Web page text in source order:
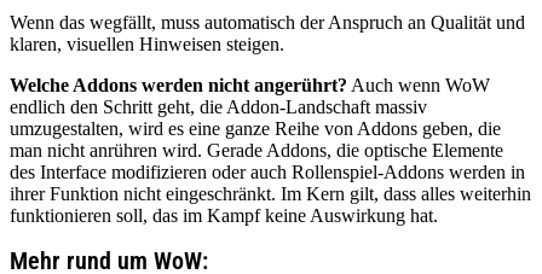
Wenn das wegfällt, muss automatisch der Anspruch an Qualität und
klaren, visuellen Hinweisen steigen.
Welche Addons werden nicht angerührt? Auch wenn WoW
endlich den Schritt geht, die Addon-Landschaft massiv
umzugestalten, wird es eine ganze Reihe von Addons geben, die
man nicht anrühren wird. Gerade Addons, die optische Elemente
des Interface modifizieren oder auch Rollenspiel-Addons werden in
ihrer Funktion nicht eingeschränkt. Im Kern gilt, dass alles weiterhin
funktionieren soll, das im Kampf keine Auswirkung hat.
Mehr rund um WoW: